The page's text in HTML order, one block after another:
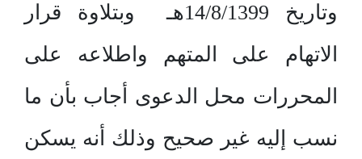
وتاريخ 14/8/1399هـ وبتلاوة قرار
الاتهام على المتهم واطلاعه على
المحررات محل الدعوى أجاب بأن ما
نسب إليه غير صحيح وذلك أنه يسكن